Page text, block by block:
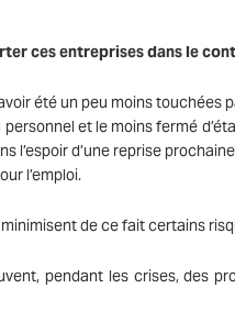
ces entreprises dans le
été un peu moins touchées
et le moins fermé
d’une reprise
l’emploi.
de ce fait certains
pendant les crises, des